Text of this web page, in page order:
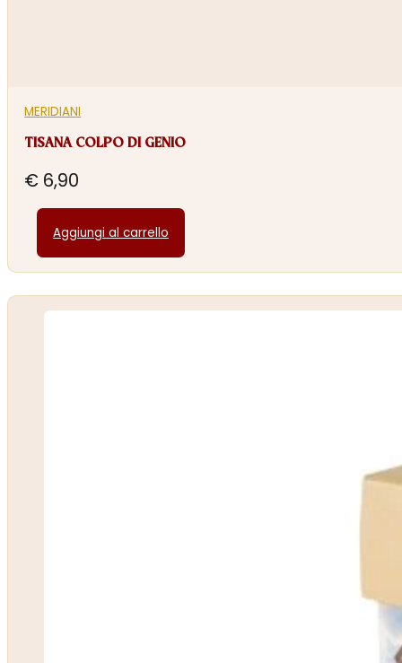
MERIDIANI
TISANA COLPO DI GENIO
€ 6,90
Aggiungi al carrello